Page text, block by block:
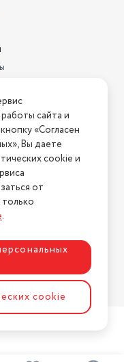
нам
У нас есть всё!
сайта и
«Согласен
Вы даете
cookie и
от
.
cookie